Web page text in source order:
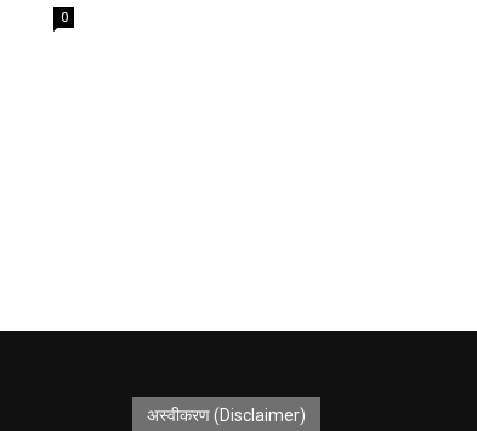
0
अस्वीकरण (Disclaimer)